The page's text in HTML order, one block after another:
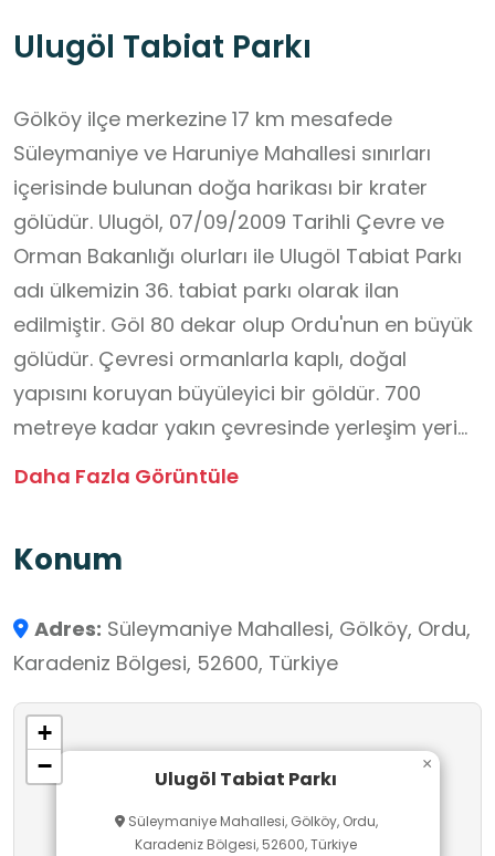
Ulugöl Tabiat Parkı
Gölköy ilçe merkezine 17 km mesafede
Süleymaniye ve Haruniye Mahallesi sınırları
içerisinde bulunan doğa harikası bir krater
gölüdür. Ulugöl, 07/09/2009 Tarihli Çevre ve
Orman Bakanlığı olurları ile Ulugöl Tabiat Parkı
adı ülkemizin 36. tabiat parkı olarak ilan
edilmiştir. Göl 80 dekar olup Ordu'nun en büyük
gölüdür. Çevresi ormanlarla kaplı, doğal
yapısını koruyan büyüleyici bir göldür. 700
metreye kadar yakın çevresinde yerleşim yeri
yoktur. Tamamen doğal ve sakin bir ortama
terasları, çocuk oyun parkı, basketbol ve
yapılarak güzel bir mesire yeri hâline
getirilmiştir. Ayrıca yayla şenlikleri kapsamında
Ulugöl’de durgun su kano sporu yapılmaktadır.
Tabiat parkı öğrencilerin bölgenin doğal
güzelliklerini keşfetmeleri, doğayı korumanın
dışı öğrenme ortamıdır.
Daha Fazla Görüntüle
Konum
Adres: Süleymaniye Mahallesi, Gölköy, Ordu,
Karadeniz Bölgesi, 52600, Türkiye
Ulugöl Tabiat Parkı
Süleymaniye Mahallesi, Gölköy, Ordu,
Karadeniz Bölgesi, 52600, Türkiye
×
+
−